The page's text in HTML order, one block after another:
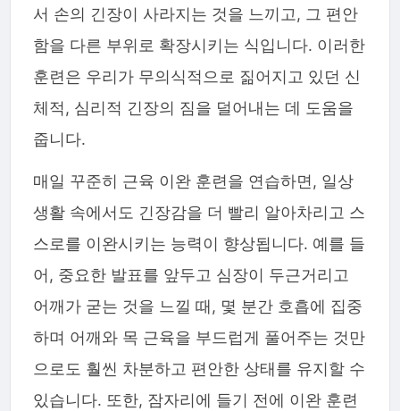
서 손의 긴장이 사라지는 것을 느끼고, 그 편안
함을 다른 부위로 확장시키는 식입니다. 이러한
훈련은 우리가 무의식적으로 짊어지고 있던 신
체적, 심리적 긴장의 짐을 덜어내는 데 도움을
줍니다.
매일 꾸준히 근육 이완 훈련을 연습하면, 일상
생활 속에서도 긴장감을 더 빨리 알아차리고 스
스로를 이완시키는 능력이 향상됩니다. 예를 들
어, 중요한 발표를 앞두고 심장이 두근거리고
어깨가 굳는 것을 느낄 때, 몇 분간 호흡에 집중
하며 어깨와 목 근육을 부드럽게 풀어주는 것만
으로도 훨씬 차분하고 편안한 상태를 유지할 수
있습니다. 또한, 잠자리에 들기 전에 이완 훈련